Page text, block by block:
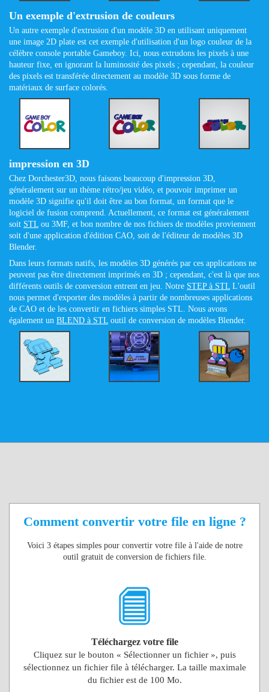
Un exemple d'extrusion de couleurs
Un autre exemple d'extrusion d'un modèle 3D en utilisant uniquement
une image 2D plate est cet exemple d'utilisation d'un logo couleur de la
célèbre console portable Gameboy. Ici, nous extrudons les pixels à une
hauteur fixe, en ignorant la luminosité des pixels ; cependant, la couleur
des pixels est transférée directement au modèle 3D sous forme de
matériaux de surface colorés.
impression en 3D
Chez Dorchester3D, nous faisons beaucoup d'impression 3D,
généralement sur un thème rétro/jeu vidéo, et pouvoir imprimer un
modèle 3D signifie qu'il doit être au bon format, un format que le
logiciel de fusion comprend. Actuellement, ce format est généralement
soit STL ou 3MF, et bon nombre de nos fichiers de modèles proviennent
soit d'une application d'édition CAO, soit de l'éditeur de modèles 3D
Blender.
Dans leurs formats natifs, les modèles 3D générés par ces applications ne
peuvent pas être directement imprimés en 3D ; cependant, c'est là que nos
différents outils de conversion entrent en jeu. Notre STEP à STL L'outil
nous permet d'exporter des modèles à partir de nombreuses applications
de CAO et de les convertir en fichiers simples STL. Nous avons
également un BLEND à STL outil de conversion de modèles Blender.
Comment convertir votre file en ligne ?
Voici 3 étapes simples pour convertir votre file à l'aide de notre
outil gratuit de conversion de fichiers file.
Téléchargez votre file
Cliquez sur le bouton « Sélectionner un fichier », puis
sélectionnez un fichier file à télécharger. La taille maximale
du fichier est de 100 Mo.